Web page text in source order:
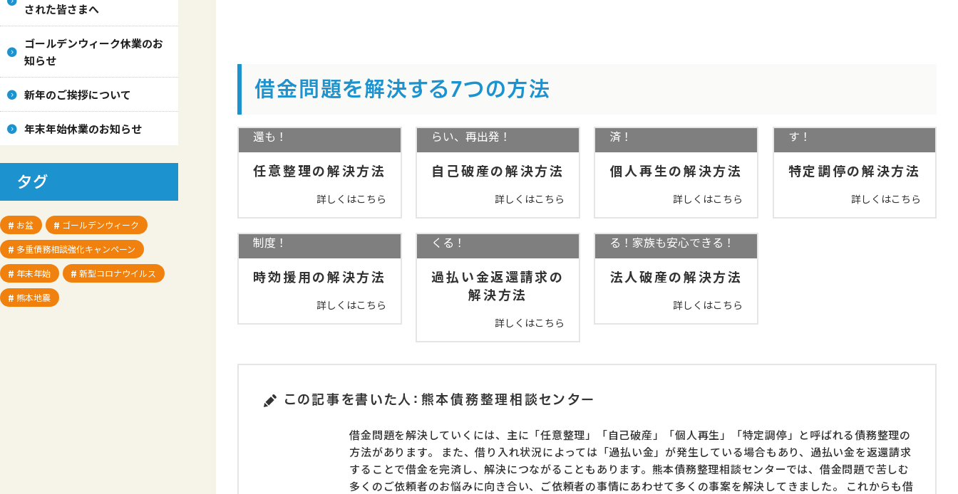
借金問題を解決する7つの方法
借金減額、無利息の長期
還も！
任意整理の解決方法
詳しくはこちら
らい、再出発！
自己破産の解決方法
詳しくはこちら
済！
個人再生の解決方法
詳しくはこちら
す！
特定調停の解決方法
詳しくはこちら
借金を返済しなくてよい
ことがある！消滅時効の
制度！
時効援用の解決方法
詳しくはこちら
完済していても大丈夫！
払いすぎた利息が返って
くる！
過払い金返還請求の
解決方法
詳しくはこちら
苦しい経営から解放され
る！家族も安心できる！
法人破産の解決方法
詳しくはこちら
この記事を書いた人：熊本債務整理相談センター
借金問題を解決していくには、主に「任意整理」「自己破産」「個人再生」「特定調停」と呼ばれる債務整理の
方法があります。 また、借り入れ状況によっては「過払い金」が発生している場合もあり、過払い金を返還請求
することで借金を完済し、解決につながることもあります。熊本債務整理相談センターでは、借金問題で苦しむ
多くのご依頼者のお悩みに向き合い、ご依頼者の事情にあわせて多くの事案を解決してきました。 これからも借
された皆さまへ
ゴールデンウィーク休業のお
知らせ
新年のご挨拶について
年末年始休業のお知らせ
タグ
お盆
ゴールデンウィーク
多重債務相談強化キャンペーン
年末年始
新型コロナウイルス
熊本地震